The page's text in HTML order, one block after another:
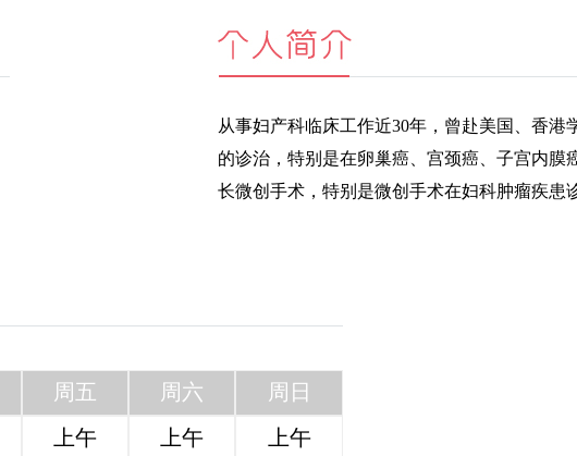
从事妇产科临床工作近30年，曾赴美国、香
的诊治，特别是在卵巢癌、宫颈癌、子宫内
长微创手术，特别是微创手术在妇科肿瘤疾患
周五 周六
周日
上午 上午
上午